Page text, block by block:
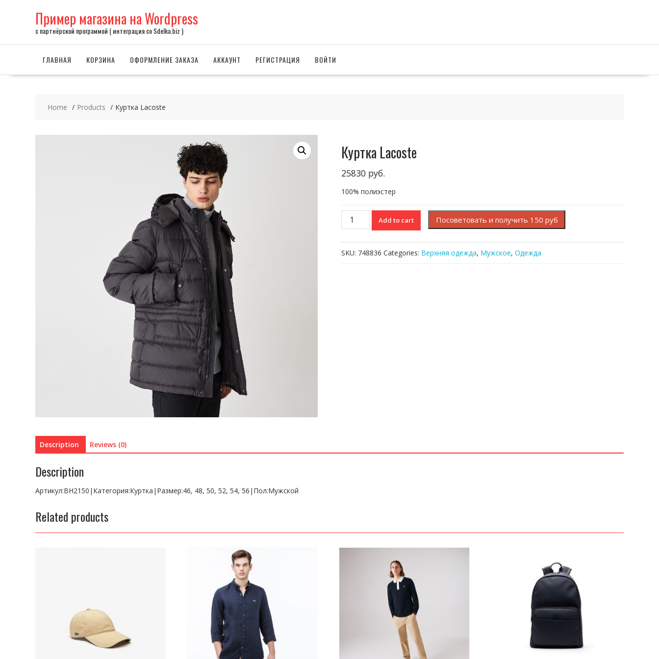
Пример магазина на Wordpress
с партнёрской программой ( интеграция со Sdelka.biz )
ГЛАВНАЯ КОРЗИНА ОФОРМЛЕНИЕ ЗАКАЗА АККАУНТ РЕГИСТРАЦИЯ ВОЙТИ
Home Products Куртка Lacoste
Куртка Lacoste
25830 руб.
100% полиэстер
Куртка
Lacoste
Add to cart Посоветовать и получить 150 руб
SKU: 748836 Categories: Верхняя одежда, Мужское, Одежда
Description Reviews (0)
Description
Артикул:BH2150|Категория:Куртка|Размер:46, 48, 50, 52, 54, 56|Пол:Мужской
Related products